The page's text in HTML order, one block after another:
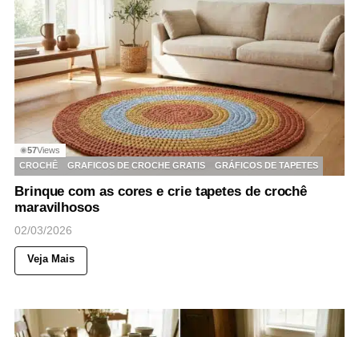
◉57Views
CROCHÊ
GRAFICOS DE CROCHE GRATIS GRÁFICOS DE TAPETES
Brinque com as cores e crie tapetes de crochê
maravilhosos
02/03/2026
Veja Mais